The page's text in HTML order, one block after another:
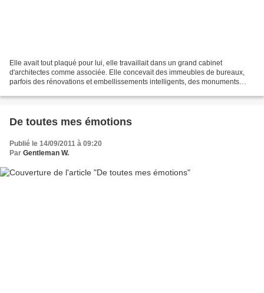
Elle avait tout plaqué pour lui, elle travaillait dans un grand cabinet
d'architectes comme associée. Elle concevait des immeubles de bureaux,
parfois des rénovations et embellissements intelligents, des monuments
De toutes mes émotions
Publié le 14/09/2011 à 09:20
Par Gentleman W.